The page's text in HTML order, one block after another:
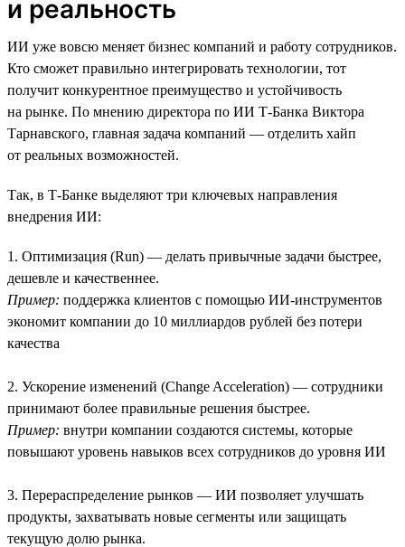
и реальность
ИИ уже вовсю меняет бизнес компаний и работу сотрудников.
Кто сможет правильно интегрировать технологии, тот
получит конкурентное преимущество и устойчивость
на рынке. По мнению директора по ИИ Т-Банка Виктора
Тарнавского, главная задача компаний — отделить хайп
от реальных возможностей.
Так, в Т-Банке выделяют три ключевых направления
внедрения ИИ:
1. Оптимизация (Run) — делать привычные задачи быстрее,
дешевле и качественнее.
Пример: поддержка клиентов с помощью ИИ-инструментов
экономит компании до 10 миллиардов рублей без потери
качества
2. Ускорение изменений (Change Acceleration) — сотрудники
принимают более правильные решения быстрее.
Пример: внутри компании создаются системы, которые
повышают уровень навыков всех сотрудников до уровня ИИ
3. Перераспределение рынков — ИИ позволяет улучшать
продукты, захватывать новые сегменты или защищать
текущую долю рынка.